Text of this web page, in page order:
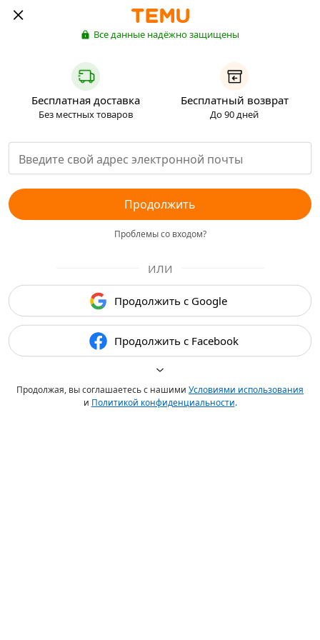
Все данные надёжно защищены
Бесплатная доставка
Без местных товаров
Бесплатный возврат
До 90 дней
Продолжить
Проблемы со входом?
ИЛИ
Продолжить с Google
Продолжить с Facebook
Продолжая, вы соглашаетесь с нашими Условиями использования
и Политикой конфиденциальности.